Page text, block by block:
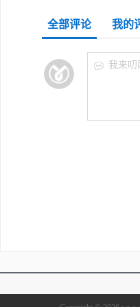
全部评论 我的
我来叨